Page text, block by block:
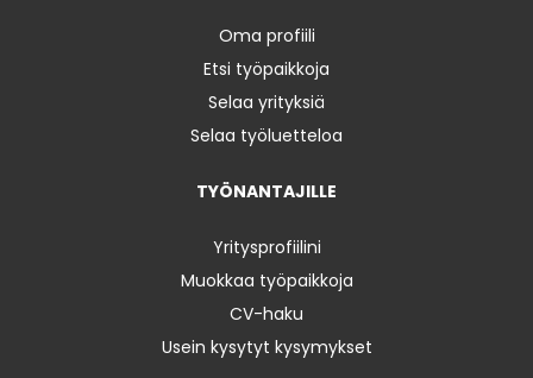
Oma profiili
Etsi työpaikkoja
Selaa yrityksiä
Selaa työluetteloa
TYÖNANTAJILLE
Yritysprofiilini
Muokkaa työpaikkoja
CV-haku
Usein kysytyt kysymykset